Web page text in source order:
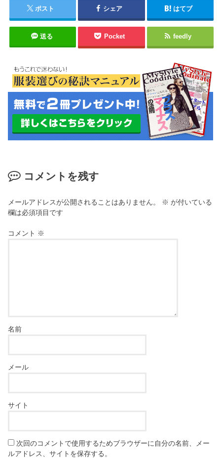
ポスト シェア はてブ
送る Pocket feedly
コメントを残す
メールアドレスが公開されることはありません。 ※ が付いている
欄は必須項目です
コメント ※
名前
メール
サイト
次回のコメントで使用するためブラウザーに自分の名前、メー
ルアドレス、サイトを保存する。